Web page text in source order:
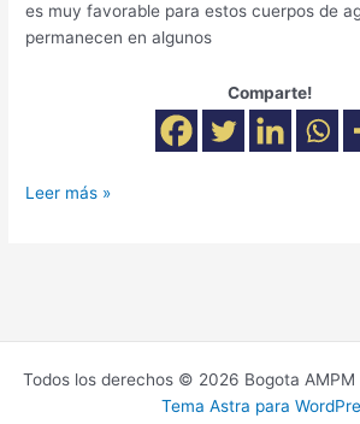
es muy favorable para estos cuerpos de
permanecen en algunos
Comparte!
Leer más »
Todos los derechos © 2026 Bogota AMPM
Tema Astra para